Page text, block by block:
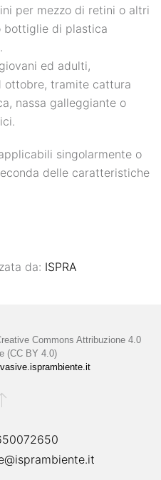
per mezzo di retini o altri
bottiglie di plastica
ed adulti,
ottobre, tramite cattura
nassa galleggiante o
singolarmente o
delle caratteristiche
da: ISPRA
Commons Attribuzione 4.0
(CC BY 4.0)